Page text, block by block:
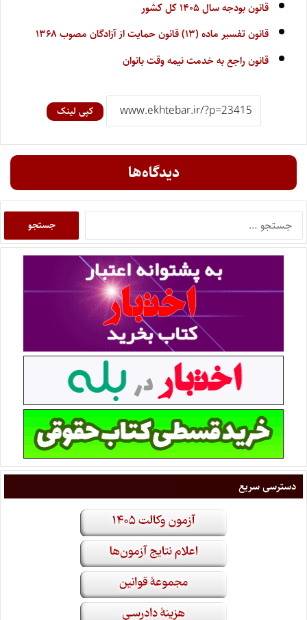
قانون بودجه سال ۱۴۰۵ کل کشور
قانون تفسیر ماده (۱۳) قانون حمایت از آزادگان مصوب ۱۳۶۸
قانون راجع به خدمت نیمه وقت بانوان
کپی لینک
دیدگاه‌ها
دسترسی سریع